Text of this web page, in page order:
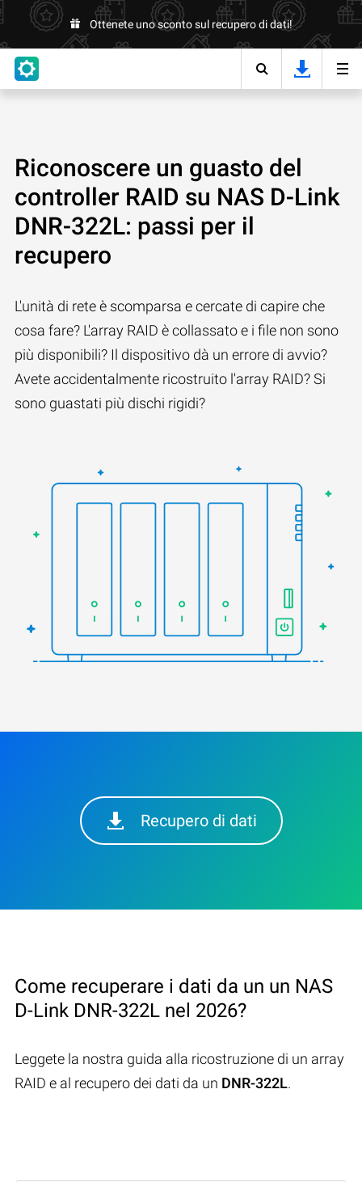
Ottenete uno sconto sul recupero di dati!
Riconoscere un guasto del
controller RAID su NAS D-Link
DNR-322L: passi per il
recupero
L'unità di rete è scomparsa e cercate di capire che
cosa fare? L'array RAID è collassato e i file non sono
più disponibili? Il dispositivo dà un errore di avvio?
Avete accidentalmente ricostruito l'array RAID? Si
sono guastati più dischi rigidi?
Recupero di dati
Come recuperare i dati da un un NAS
D-Link DNR-322L nel 2026?
Leggete la nostra guida alla ricostruzione di un array
RAID e al recupero dei dati da un DNR-322L.